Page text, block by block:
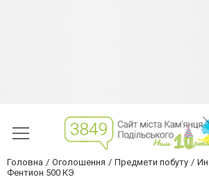
Головна Оголошення Предмети побуту
Фентион 500 КЭ